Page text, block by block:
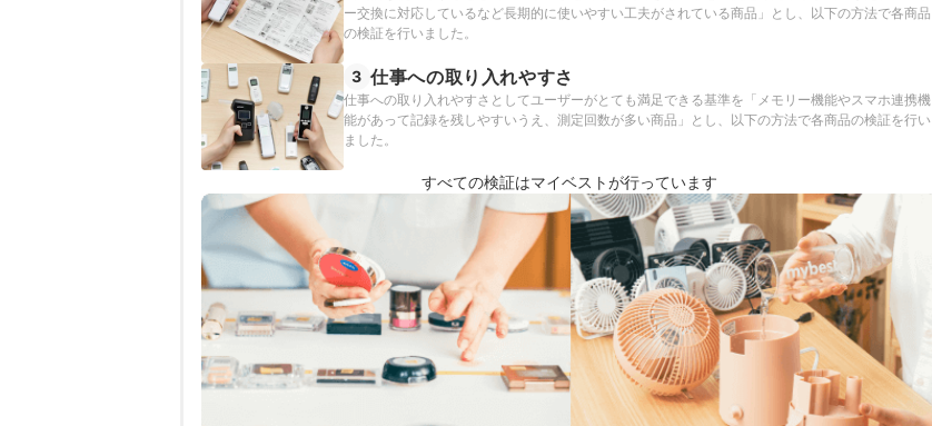
ー交換に対応しているなど長期的に使いやすい工夫がされている商品」とし、以下の方法で各商品
の検証を行いました。
3 仕事への取り入れやすさ
仕事への取り入れやすさとしてユーザーがとても満足できる基準を「メモリー機能やスマホ連携機
能があって記録を残しやすいうえ、測定回数が多い商品」とし、以下の方法で各商品の検証を行い
ました。
すべての検証はマイベストが行っています